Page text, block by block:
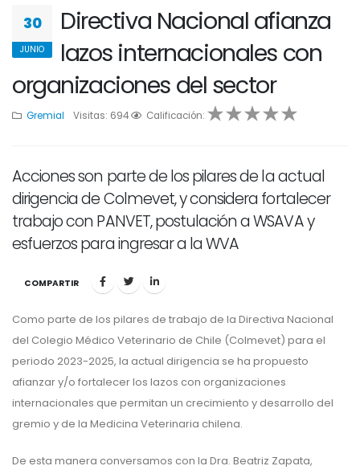
30
JUNIO
Directiva Nacional afianza
lazos internacionales con
organizaciones del sector
Gremial Visitas: 694 Calificación:
1 2 3 4 5
Acciones son parte de los pilares de la actual
dirigencia de Colmevet, y considera fortalecer
trabajo con PANVET, postulación a WSAVA y
esfuerzos para ingresar a la WVA
COMPARTIR
Como parte de los pilares de trabajo de la Directiva Nacional
del Colegio Médico Veterinario de Chile (Colmevet) para el
periodo 2023-2025, la actual dirigencia se ha propuesto
afianzar y/o fortalecer los lazos con organizaciones
internacionales que permitan un crecimiento y desarrollo del
gremio y de la Medicina Veterinaria chilena.
De esta manera conversamos con la Dra. Beatriz Zapata,